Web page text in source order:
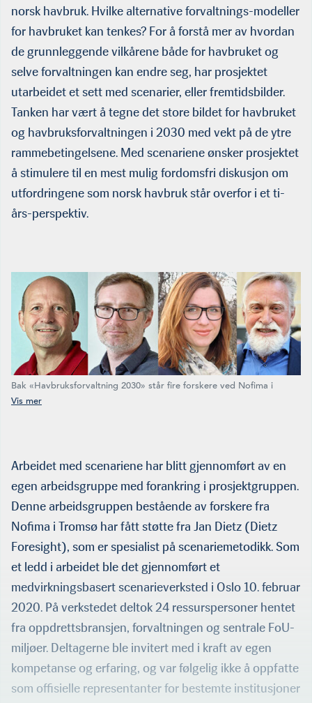
norsk havbruk. Hvilke alternative forvaltnings-modeller
for havbruket kan tenkes? For å forstå mer av hvordan
de grunnleggende vilkår­ene både for havbruket og
selve forvaltningen kan endre seg, har prosjektet
utarbeidet et sett med scenarier, eller fremtidsbild­er.
Tanken har vært å tegne det store bildet for havbruket
og havbruksforvaltningen i 2030 med vekt på de ytre
rammebetingel­sene. Med scenariene ønsker prosjektet
å stimulere til en mest mulig fordomsfri diskusjon om
utfordringene som norsk havbruk står overfor i et ti-
års-perspektiv.
Bak «Havbruksforvaltning 2030» står fire forskere ved Nofima i
Tromsø. Fra venstre seniorforsker Roy Robertsen, seniorforsker Eirik
Arbeidet med scenariene har blitt gjennomført av en
egen arbeids­gruppe med forankring i prosjektgruppen.
Denne arbeidsgruppen bestående av forskere fra
Nofima i Tromsø har fått støtte fra Jan Dietz (Dietz
Foresight), som er spesialist på scenariemetodikk. Som
et ledd i arbeidet ble det gjennomført et
medvirkningsbasert scenarieverksted i Oslo 10. februar
2020. På verkstedet deltok 24 ressurspersoner hentet
fra oppdrettsbransjen, forvaltningen og sentrale FoU-
miljøer. Deltagerne ble invitert med i kraft av egen
kompetanse og erfaring, og var følgelig ikke å oppfatte
som offisielle representanter for bestemte institusjoner